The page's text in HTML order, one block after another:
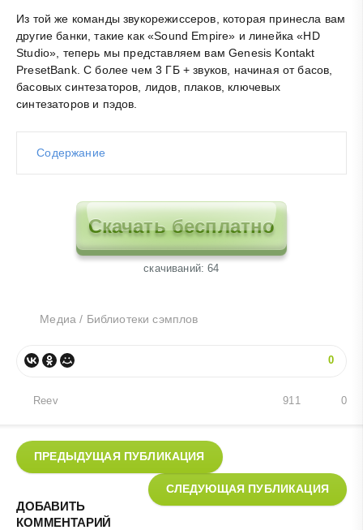
Из той же команды звукорежиссеров, которая принесла вам
другие банки, такие как «Sound Empire» и линейка «HD
Studio», теперь мы представляем вам Genesis Kontakt
PresetBank. С более чем 3 ГБ + звуков, начиная от басов,
басовых синтезаторов, лидов, плаков, ключевых
синтезаторов и пэдов.
Содержание
Скачать бесплатно
cкачиваний: 64
Медиа / Библиотеки сэмплов
0
Reev 0
911
ПРЕДЫДУЩАЯ ПУБЛИКАЦИЯ
СЛЕДУЮЩАЯ ПУБЛИКАЦИЯ
ДОБАВИТЬ
КОММЕНТАРИЙ